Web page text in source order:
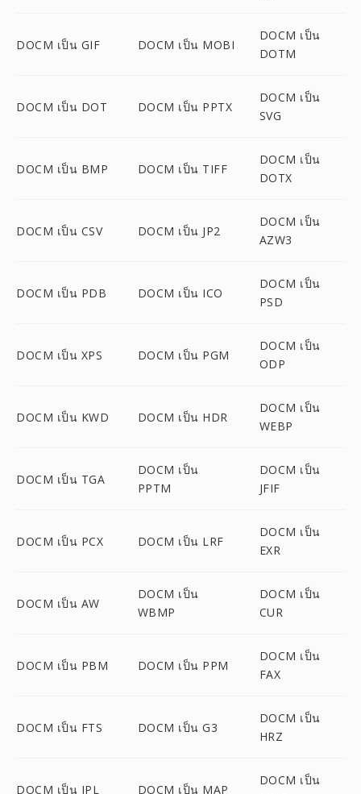
DOCM เป็น GIF DOCM เป็น MOBI
DOCM เป็น
DOTM
DOCM เป็น DOT DOCM เป็น PPTX
DOCM เป็น
SVG
DOCM เป็น BMP DOCM เป็น TIFF
DOCM เป็น
DOTX
DOCM เป็น CSV DOCM เป็น JP2
DOCM เป็น
AZW3
DOCM เป็น PDB DOCM เป็น ICO
DOCM เป็น
PSD
DOCM เป็น XPS DOCM เป็น PGM
DOCM เป็น
ODP
DOCM เป็น KWD DOCM เป็น HDR
DOCM เป็น
WEBP
DOCM เป็น TGA
DOCM เป็น
PPTM
DOCM เป็น
JFIF
DOCM เป็น PCX DOCM เป็น LRF
DOCM เป็น
EXR
DOCM เป็น AW
DOCM เป็น
WBMP
DOCM เป็น
CUR
DOCM เป็น PBM DOCM เป็น PPM
DOCM เป็น
FAX
DOCM เป็น FTS DOCM เป็น G3
DOCM เป็น
HRZ
DOCM เป็น IPL DOCM เป็น MAP
DOCM เป็น